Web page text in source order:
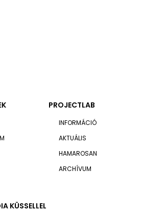
PROJECTLAB
INFORMÁCIÓ
AKTUÁLIS
HAMAROSAN
ARCHÍVUM
KÜSSELLEL